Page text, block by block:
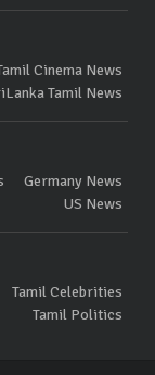
Cinema News
Tamil News
Germany News
US News
Tamil Celebrities
Tamil Politics